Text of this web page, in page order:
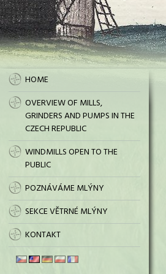
HOME
OVERVIEW OF MILLS,
GRINDERS AND PUMPS IN THE
CZECH REPUBLIC
WINDMILLS OPEN TO THE
PUBLIC
POZNÁVÁME MLÝNY
SEKCE VĚTRNÉ MLÝNY
KONTAKT